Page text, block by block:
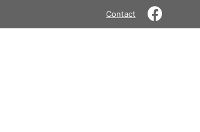
Contact